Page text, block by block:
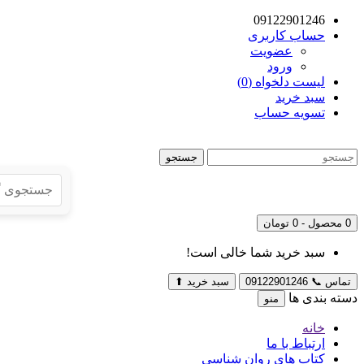
09122901246
حساب کاربری
عضویت
ورود
لیست دلخواه (0)
سبد خرید
تسویه حساب
جستجو
0 محصول - 0 تومان
سبد خرید شما خالی است!
تماس 📞
09122901246 سبد خرید ⬆
دسته بندی ها منو
خانه
ارتباط با ما
کتاب های روان شناسی